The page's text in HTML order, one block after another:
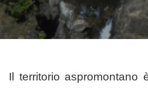
Il territorio aspromontano